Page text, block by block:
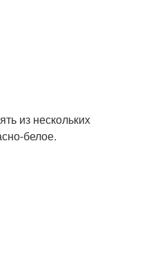
из нескольких
белое.